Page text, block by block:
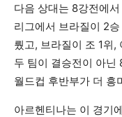
다음 상대는 8강전에
리그에서 브라질이 2
뤘고, 브라질이 조 1위
두 팀이 결승전이 아닌
월드컵 후반부가 더 흥
아르헨티나는 이 경기